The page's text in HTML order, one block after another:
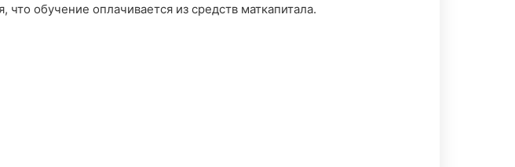
обучение оплачивается из средств маткапитала.